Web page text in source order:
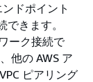
ドポイント
きます。
ーク接続で
他の AWS ア
ピアリング